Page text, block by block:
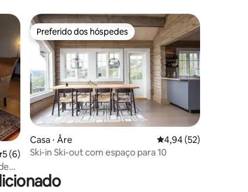
de uma avaliação média de 5, 6 avaliações
5 (6)
Preferido dos hóspedes
Preferido dos hóspedes
Casa ⋅ Åre 4,94 de uma
4,94 (52)
Ski-in Ski-out com espaço para 10